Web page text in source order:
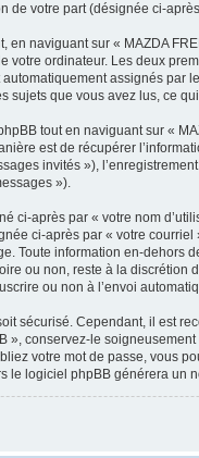
de votre part (désignée ci-
naviguant sur « MAZDA
ordinateur. Les deux
assignés
sujets que vous avez lus, ce
tout en naviguant sur «
est de récupérer
invités »),
»).
ci-après par « votre nom
ci-après par « votre
Toute information en-dehors
ou non, reste à la
ou non à l’envoi
sécurisé. Cependant, il est
», conservez-le
votre mot de passe, vous
le logiciel phpBB générera un